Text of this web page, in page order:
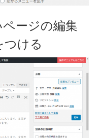
ージの編集
ける